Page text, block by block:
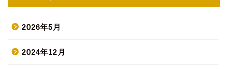
2026年5月
2024年12月